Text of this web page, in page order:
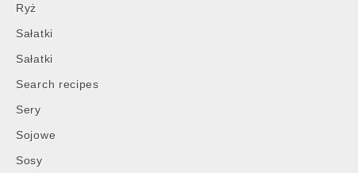
Ryż
Sałatki
Sałatki
Search recipes
Sery
Sojowe
Sosy